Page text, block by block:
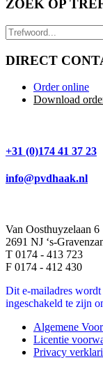
ZOEK OP
DIRECT
Order online
Download
+31 (0)174 41 37 23
info@pvdhaak.nl
Van Oosthuyzelaan 6
2691 NJ ‘s-
T 0174 - 413 723
F 0174 - 412 430
Dit e-mailadres wordt
ingeschakeld te zijn
Algemene
Licentie
Privacy